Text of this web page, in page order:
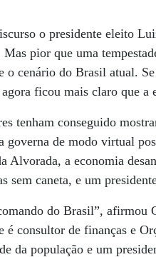
o presidente eleito
Mas pior que uma
o cenário do Brasil atual.
agora ficou mais claro que
tenham conseguido
governa de modo virtual
Alvorada, a economia
sem caneta, e um
do Brasil”,
é consultor de finanças e
da população e um